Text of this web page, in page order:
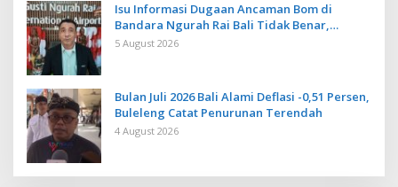
Isu Informasi Dugaan Ancaman Bom di
Bandara Ngurah Rai Bali Tidak Benar,
Operasional Penerbangan Lancar
5 August 2026
Bulan Juli 2026 Bali Alami Deflasi -0,51 Persen,
Buleleng Catat Penurunan Terendah
4 August 2026